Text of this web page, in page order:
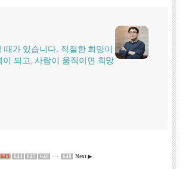
가 있습니다. 적절한 희망이
되고, 사람이 움직이면 희망
643 644 645 646 ··· 648 Next ▶